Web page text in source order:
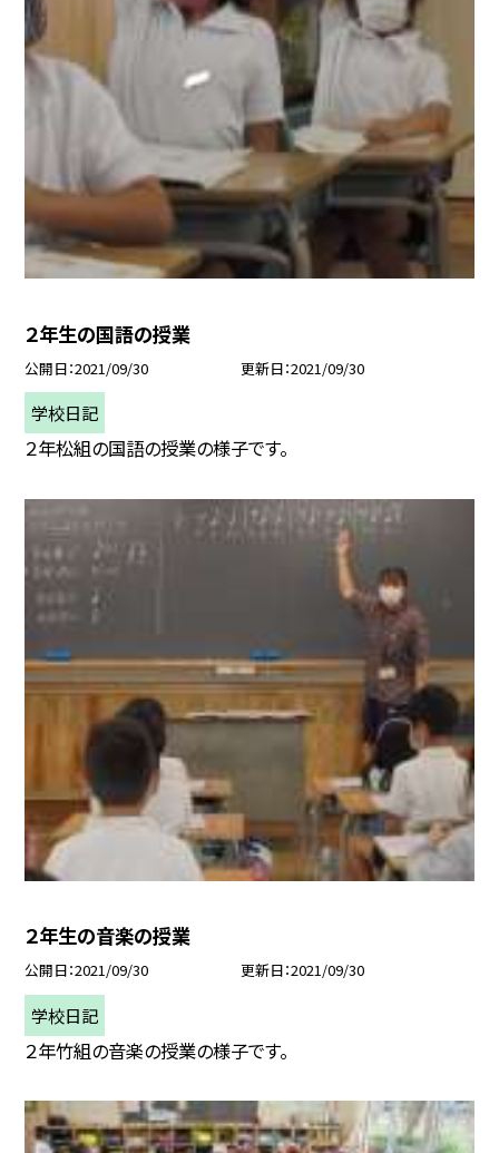
２年生の国語の授業
公開日 2021/09/30 更新日 2021/09/30
学校日記
２年松組の国語の授業の様子です。
２年生の音楽の授業
公開日 2021/09/30 更新日 2021/09/30
学校日記
２年竹組の音楽の授業の様子です。